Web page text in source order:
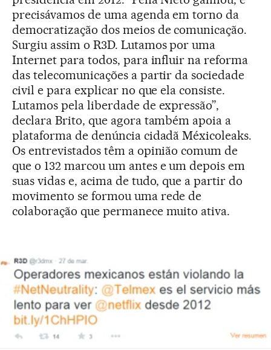
precisávamos de uma agenda em torno da
democratização dos meios de comunicação.
Surgiu assim o R3D. Lutamos por uma
Internet para todos, para influir na reforma
das telecomunicações a partir da sociedade
civil e para explicar no que ela consiste.
Lutamos pela liberdade de expressão”,
declara Brito, que agora também apoia a
plataforma de denúncia cidadã Méxicoleaks.
Os entrevistados têm a opinião comum de
que o 132 marcou um antes e um depois em
suas vidas e, acima de tudo, que a partir do
movimento se formou uma rede de
colaboração que permanece muito ativa.